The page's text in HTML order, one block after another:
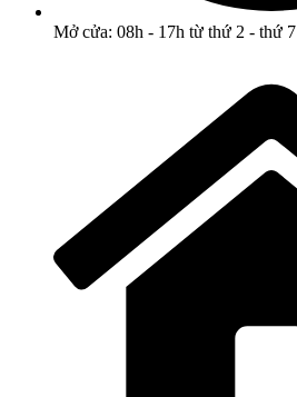
Mở cửa: 08h - 17h từ thứ 2 - thứ 7